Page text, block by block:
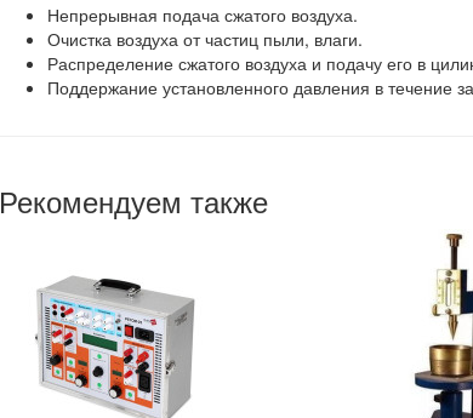
Непрерывная подача сжатого воздуха.
Очистка воздуха от частиц пыли, влаги.
Распределение сжатого воздуха и подачу его в
Поддержание установленного давления в течение
Рекомендуем также